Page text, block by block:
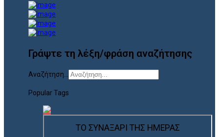
Γράψτε τη λέξη/φράση αναζήτησης
Αναζήτηση...
Popular Tags